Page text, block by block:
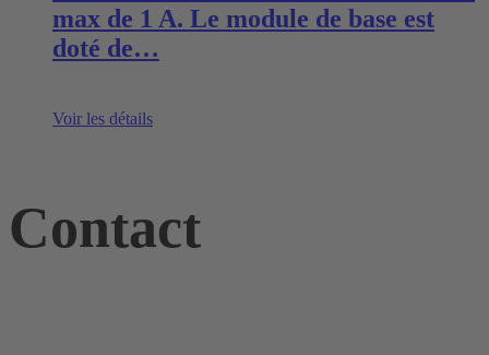
max de 1 A. Le module de base est
doté de…
Voir les détails
Contact